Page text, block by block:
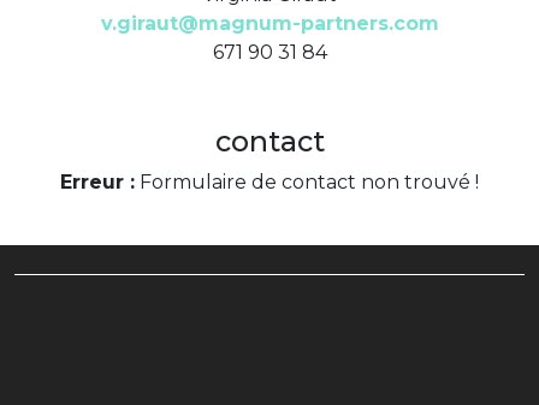
v.giraut@magnum-partners.com
671 90 31 84
contact
Erreur : Formulaire de contact non trouvé !